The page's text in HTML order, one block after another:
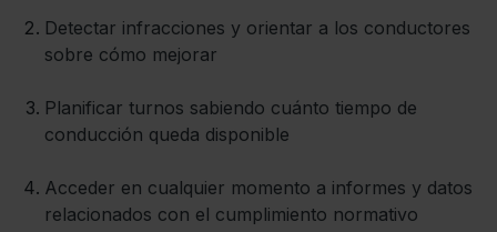
Detectar infracciones y orientar a los conductores
sobre cómo mejorar
Planificar turnos sabiendo cuánto tiempo de
conducción queda disponible
Acceder en cualquier momento a informes y datos
relacionados con el cumplimiento normativo